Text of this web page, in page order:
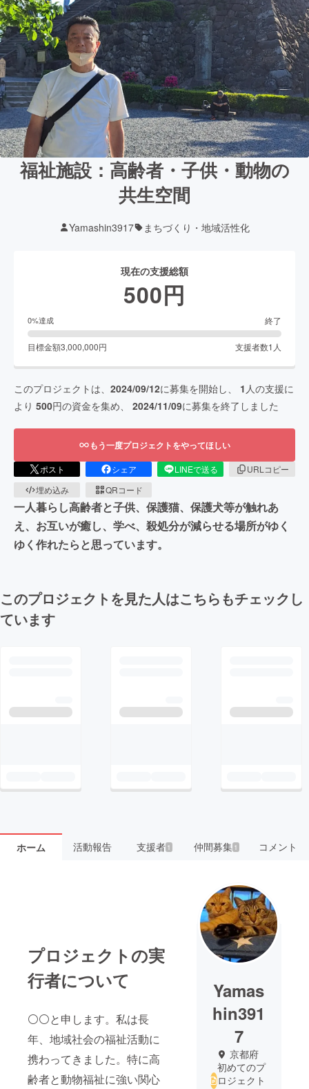
福祉施設：高齢者・子供・動物の
共生空間
Yamashin3917 まちづくり・地域活性化
現在の支援総額
500円
0%達成 終了
目標金額3,000,000円 支援者数1 人
このプロジェクトは、 2024/09/12に募集を開始し、 1 人の支援に
より 500円の資金を集め、 2024/11/09に募集を終了しました
もう一度プロジェクトをやってほしい
ポスト シェア LINEで送る
URLコピー
埋め込み
QRコード
一人暮らし高齢者と子供、保護猫、保護犬等が触れあ
え、お互いが癒し、学べ、殺処分が減らせる場所がゆく
ゆく作れたらと思っています。
このプロジェクトを見た人はこちらもチェックし
ています
ホーム 活動報告 支援者 1 仲間募集 1 コメント
プロジェクトの実
行者について
⚪️⚪️と申します。私は長
年、地域社会の福祉活動に
携わってきました。特に高
齢者と動物福祉に強い関心
Yamas
hin391
7
京都府
初めてのプ
ロジェクト